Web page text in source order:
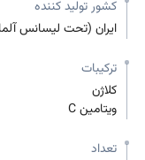
کشور تولید کننده
ایران (تحت لیسانس
ترکیبات
کلاژن
ویتامین C
تعداد